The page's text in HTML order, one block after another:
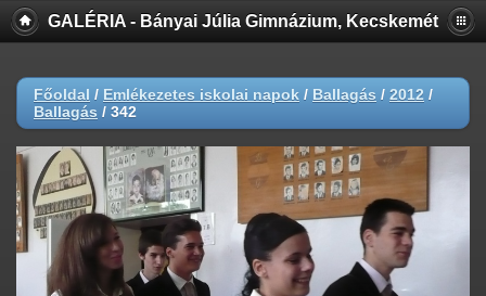
GALÉRIA - Bányai Júlia Gimnázium, Kecskemét
Főoldal / Emlékezetes iskolai napok / Ballagás / 2012 /
Ballagás / 342